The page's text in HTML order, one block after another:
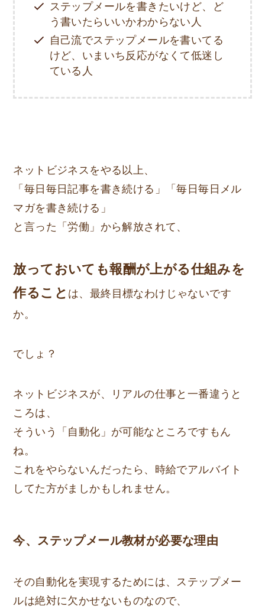
ステップメールを書きたいけど、ど
う書いたらいいかわからない人
自己流でステップメールを書いてる
けど、いまいち反応がなくて低迷し
ている人
ネットビジネスをやる以上、
「毎日毎日記事を書き続ける」「毎日毎日メル
マガを書き続ける」
と言った「労働」から解放されて、
放っておいても報酬が上がる仕組みを
作ること は、最終目標なわけじゃないです
か。
でしょ？
ネットビジネスが、リアルの仕事と一番違うと
ころは、
そういう「自動化」が可能なところですもん
ね。
これをやらないんだったら、時給でアルバイト
してた方がましかもしれません。
今、ステップメール教材が必要な理由
その自動化を実現するためには、ステップメー
ルは絶対に欠かせないものなので、